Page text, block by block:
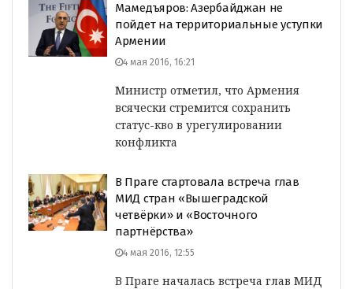
Мамедъяров: Азербайджан не
пойдет на территориальные уступки
Армении
4 мая 2016, 16:21
Министр отметил, что Армения
всячески стремится сохранить
статус-кво в урегулировании
конфликта
В Праге стартовала встреча глав
МИД стран «Вышеградской
четвёрки» и «Восточного
партнёрства»
4 мая 2016, 12:55
В Праге началась встреча глав МИД